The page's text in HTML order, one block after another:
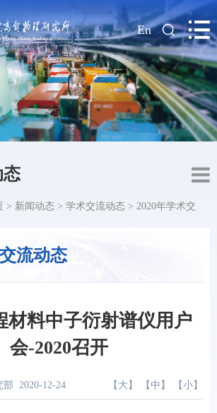
| En
态
流动态
> 新闻动态 > 学术交流动态 > 2020年学术交
材料中子衍射谱仪用户
会-2020召开
部 2020-12-24 【 大 】 【 中 】 【 小 】